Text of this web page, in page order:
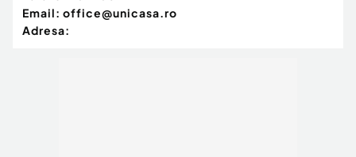
Email: office@unicasa.ro
Adresa: